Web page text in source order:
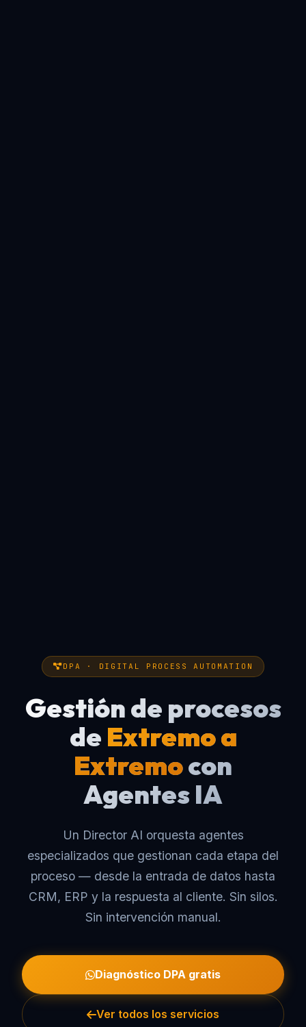
DPA · DIGITAL PROCESS AUTOMATION
Gestión de procesos
de Extremo a
Extremocon
Agentes IA
Un Director AI orquesta agentes
especializados que gestionan cada etapa del
proceso — desde la entrada de datos hasta
CRM, ERP y la respuesta al cliente. Sin silos.
Sin intervención manual.
Diagnóstico DPA gratis
Ver todos los servicios